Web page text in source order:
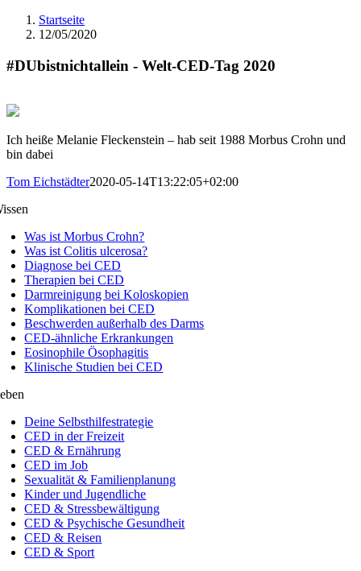
Startseite
12/05/2020
#DUbistnichtallein - Welt-CED-Tag 2020
Ich heiße Melanie Fleckenstein – hab seit 1988 Morbus Crohn und
bin dabei
Tom Eichstädter2020-05-14T13:22:05+02:00
Was ist Morbus Crohn?
Was ist Colitis ulcerosa?
Diagnose bei CED
Therapien bei CED
Darmreinigung bei Koloskopien
Komplikationen bei CED
Beschwerden außerhalb des Darms
CED-ähnliche Erkrankungen
Eosinophile Ösophagitis
Klinische Studien bei CED
Deine Selbsthilfestrategie
CED in der Freizeit
CED & Ernährung
CED im Job
Sexualität & Familienplanung
Kinder und Jugendliche
CED & Stressbewältigung
CED & Psychische Gesundheit
CED & Reisen
CED & Sport